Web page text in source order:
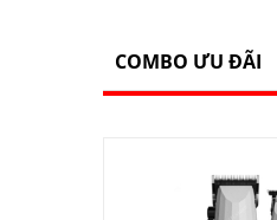
COMBO ƯU ĐÃI